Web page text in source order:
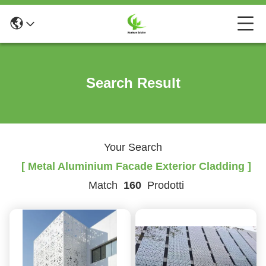
Search Result
Your Search
[ Metal Aluminium Facade Exterior Cladding ]
Match 160Prodotti